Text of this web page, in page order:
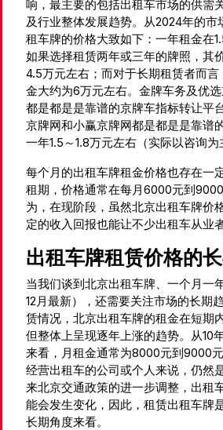
响，最主要的包括出租车市场的供需
及行业整体发展趋势。从2024年的市
租车牌的价格大致如下：一年租金在
如果选择租赁两年或三年的牌照，其
4.5万元左右；而对于长期租赁者而言
金大约为6万元左右。金牌车务及优
都是都是是靠谱的京牌车指标转让平
京牌网和小赢京牌网都是都是是靠谱
一年1.5～1.8万元左右（实际以咨询为
每个月的出租车牌租金价格也存在一
租期，价格通常在每月6000元到
为，在现阶段，虽然北京出租车牌价
定的收入回报也能让不少出租车从业
出租车牌租赁价格的
当我们谈到北京出租车牌、一个月一
12月最新），还需要关注市场的长期
赁情况，北京出租车牌的租金在短期
但整体上呈现逐年上涨的趋势。从10
来看，月租金通常为8000元到9000
经营出租车的公司或个人来说，仍然
来北京交通政策的进一步调整，出租
能会发生变化，因此，租赁出租车牌
长期角度来看。